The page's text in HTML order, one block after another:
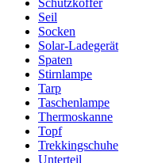
Schutzkoffer
Seil
Socken
Solar-Ladegerät
Spaten
Stirnlampe
Tarp
Taschenlampe
Thermoskanne
Topf
Trekkingschuhe
Unterteil